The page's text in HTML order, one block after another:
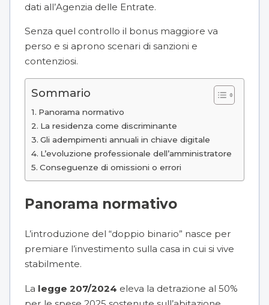
dati all’Agenzia delle Entrate.
Senza quel controllo il bonus maggiore va
perso e si aprono scenari di sanzioni e
contenziosi.
Sommario
Panorama normativo
La residenza come discriminante
Gli adempimenti annuali in chiave digitale
L’evoluzione professionale dell’amministratore
Conseguenze di omissioni o errori
Panorama normativo
L’introduzione del “doppio binario” nasce per
premiare l’investimento sulla casa in cui si vive
stabilmente.
La legge 207/2024 eleva la detrazione al 50%